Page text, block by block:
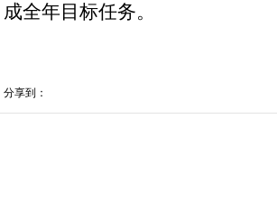
成全年目标任务。
分享到：